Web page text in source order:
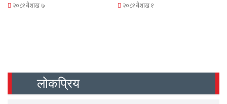
२०८१ बैशाख ७ २०८१ बैशाख १
लोकप्रिय